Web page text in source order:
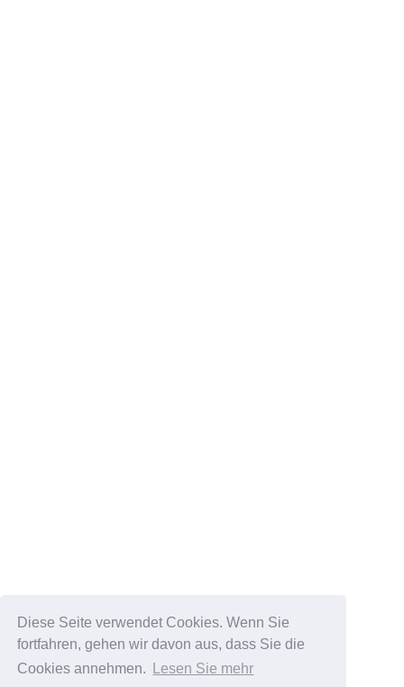
Diese Seite verwendet Cookies. Wenn Sie
fortfahren, gehen wir davon aus, dass Sie die
Cookies annehmen.
Lesen Sie mehr